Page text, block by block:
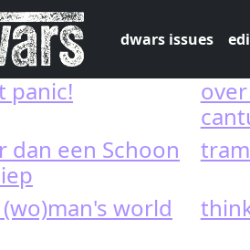
dwars issues
panic!
dan een Schoon
(wo)man's world